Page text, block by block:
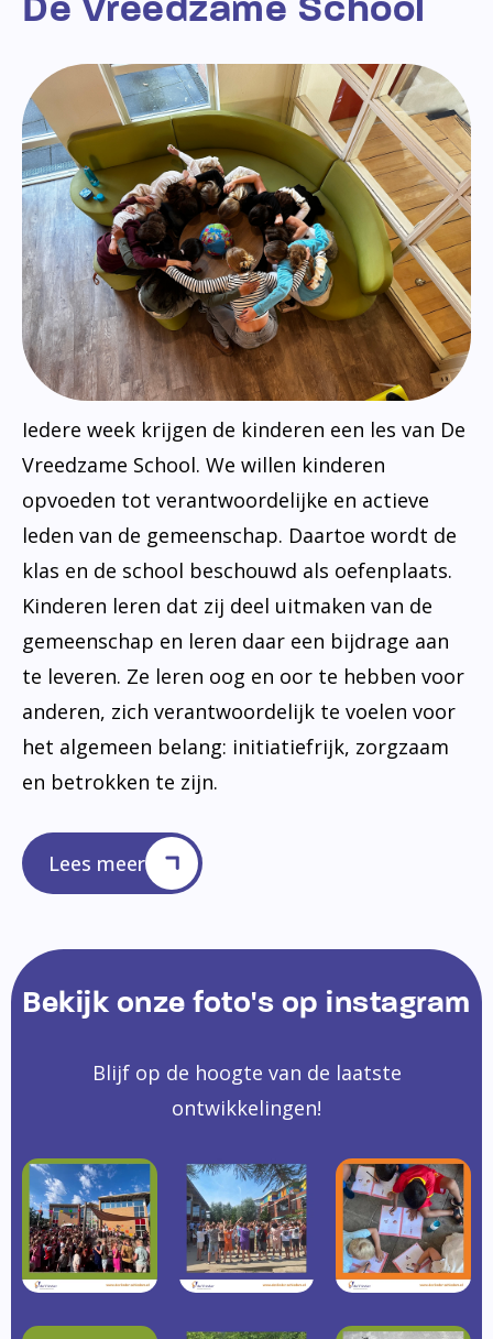
Iedere week krijgen de kinderen een les van De
Vreedzame School. We willen kinderen
opvoeden tot verantwoordelijke en actieve
leden van de gemeenschap. Daartoe wordt de
klas en de school beschouwd als oefenplaats.
Kinderen leren dat zij deel uitmaken van de
gemeenschap en leren daar een bijdrage aan
te leveren. Ze leren oog en oor te hebben voor
anderen, zich verantwoordelijk te voelen voor
het algemeen belang: initiatiefrijk, zorgzaam
en betrokken te zijn.
Lees meer
Bekijk onze foto's op instagram
Blijf op de hoogte van de laatste
ontwikkelingen!